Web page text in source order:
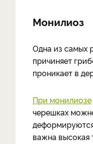
Монилиоз
Одна из самых
причиняет
проникает в
При монилиозе
черешках
важна высокая